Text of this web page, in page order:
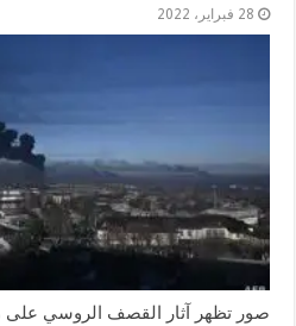
28 فبراير، 2022
صور تظهر آثار القصف الروسي على